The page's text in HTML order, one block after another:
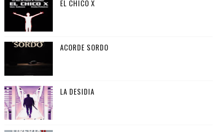
EL CHICO X
ACORDE SORDO
LA DESIDIA